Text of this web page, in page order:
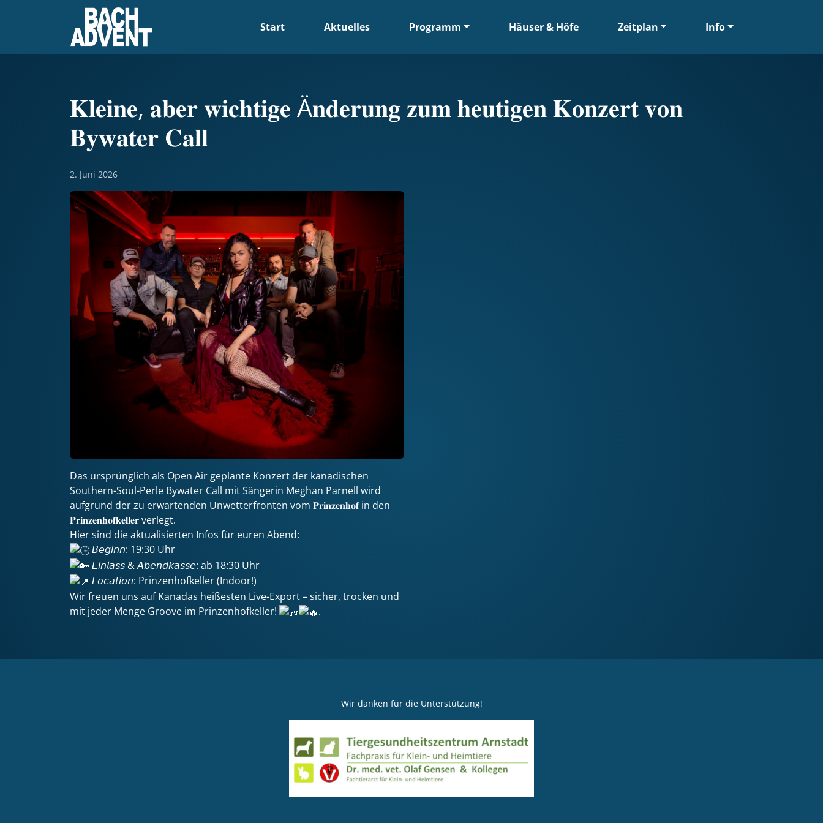
Weiter zum Fuß der Seite
Start
Aktuelles Programm Häuser & Höfe Zeitplan Info
𝐊𝐥𝐞𝐢𝐧𝐞, 𝐚𝐛𝐞𝐫 𝐰𝐢𝐜𝐡𝐭𝐢𝐠𝐞 Ä𝐧𝐝𝐞𝐫𝐮𝐧𝐠 𝐳𝐮𝐦 𝐡𝐞𝐮𝐭𝐢𝐠𝐞𝐧 𝐊𝐨𝐧𝐳𝐞𝐫𝐭 𝐯𝐨𝐧
𝐁𝐲𝐰𝐚𝐭𝐞𝐫 𝐂𝐚𝐥𝐥
2. Juni 2026
Das ursprünglich als Open Air geplante Konzert der kanadischen
Southern-Soul-Perle Bywater Call mit Sängerin Meghan Parnell wird
aufgrund der zu erwartenden Unwetterfronten vom 𝐏𝐫𝐢𝐧𝐳𝐞𝐧𝐡𝐨𝐟 in den
𝐏𝐫𝐢𝐧𝐳𝐞𝐧𝐡𝐨𝐟𝐤𝐞𝐥𝐥𝐞𝐫 verlegt.
Hier sind die aktualisierten Infos für euren Abend:
𝘉𝘦𝘨𝘪𝘯𝘯: 19:30 Uhr
𝘌𝘪𝘯𝘭𝘢𝘴𝘴 & 𝘈𝘣𝘦𝘯𝘥𝘬𝘢𝘴𝘴𝘦: ab 18:30 Uhr
𝘓𝘰𝘤𝘢𝘵𝘪𝘰𝘯: Prinzenhofkeller (Indoor!)
Wir freuen uns auf Kanadas heißesten Live-Export – sicher, trocken und
mit jeder Menge Groove im Prinzenhofkeller!
.
Wir danken für die Unterstützung!